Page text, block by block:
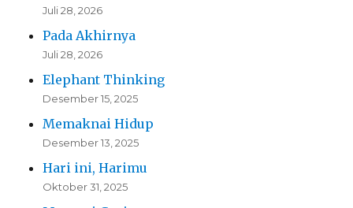
Juli 28, 2026
Pada Akhirnya
Juli 28, 2026
Elephant Thinking
Desember 15, 2025
Memaknai Hidup
Desember 13, 2025
Hari ini, Harimu
Oktober 31, 2025